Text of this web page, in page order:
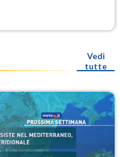
Vedi
tutte